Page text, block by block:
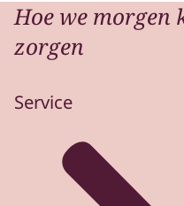
Hoe we morgen
zorgen
Service